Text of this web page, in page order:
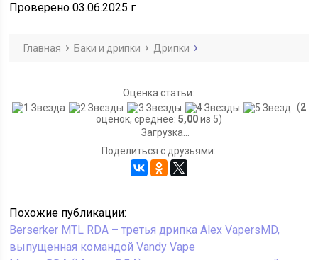
Проверено 03.06.2025 г
Главная Баки и дрипки Дрипки
Оценка статьи:
(2
оценок, среднее: 5,00из 5)
Загрузка...
Поделиться с друзьями:
Похожие публикации:
Berserker MTL RDA – третья дрипка Alex VapersMD,
выпущенная командой Vandy Vape